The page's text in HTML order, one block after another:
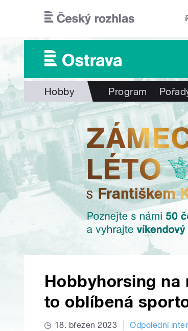
Hobby Program
Hobbyhorsing na
to oblíbená
18. březen 2023 Odpolední